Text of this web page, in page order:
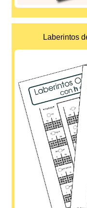
Laberintos